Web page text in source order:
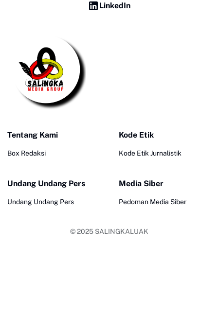
LinkedIn
Tentang Kami
Box Redaksi
Kode Etik
Kode Etik Jurnalistik
Undang Undang Pers
Undang Undang Pers
Media Siber
Pedoman Media Siber
© 2025 SALINGKALUAK